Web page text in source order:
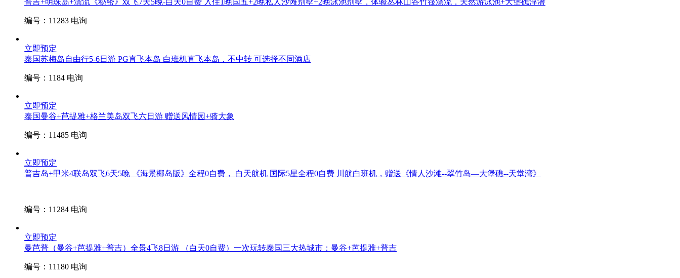
普吉+明珠岛+漂流《秘密》双飞7天5晚-白天0自费 入住1晚国五+2晚私人沙滩别墅+2晚泳池别墅，体验丛林山谷竹筏漂流，天然游泳池+大堡礁浮潜
编号：11283 电询
立即预定
泰国苏梅岛自由行5-6日游 PG直飞本岛 白班机直飞本岛，不中转 可选择不同酒店
编号：1184 电询
立即预定
泰国曼谷+芭提雅+格兰美岛双飞六日游 赠送风情园+骑大象
编号：11485 电询
立即预定
普吉岛+甲米4联岛双飞6天5晚 《海景椰岛版》全程0自费， 白天航机 国际5星全程0自费 川航白班机，赠送《情人沙滩--翠竹岛—大堡礁--天堂湾》
编号：11284 电询
立即预定
曼芭普（曼谷+芭提雅+普吉）全景4飞8日游 （白天0自费） 一次玩转泰国三大热城市：曼谷+芭提雅+普吉
编号：11180 电询